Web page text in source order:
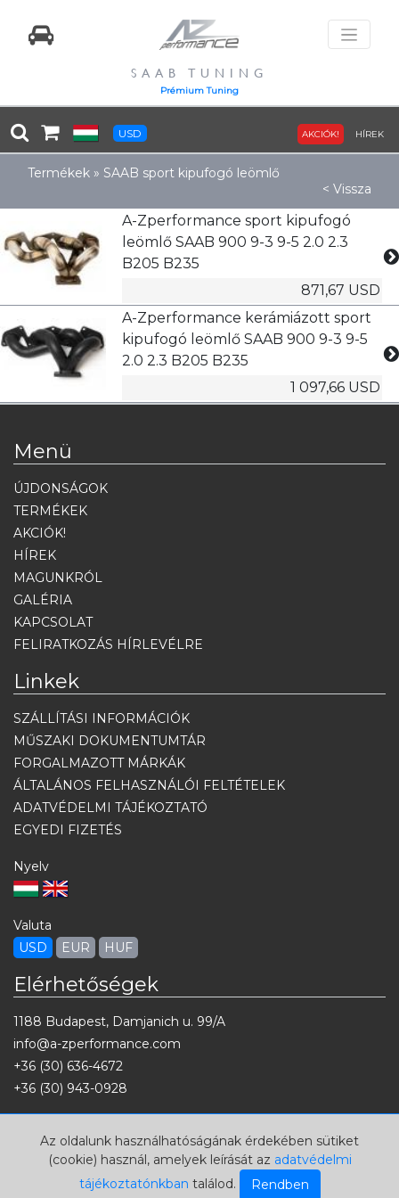
Az oldalunk használhatóságának érdekében sütiket
(cookie) használ, amelyek leírását az adatvédelmi
tájékoztatónkban találod. Rendben
SAAB TUNING
Prémium Tuning
USD AKCIÓK! HÍREK
Termékek » SAAB sport kipufogó leömlő
< Vissza
A-Zperformance sport kipufogó
leömlő SAAB 900 9-3 9-5 2.0 2.3
B205 B235
871,67 USD
A-Zperformance kerámiázott sport
kipufogó leömlő SAAB 900 9-3 9-5
2.0 2.3 B205 B235
1 097,66 USD
Menü
ÚJDONSÁGOK
TERMÉKEK
AKCIÓK!
HÍREK
MAGUNKRÓL
GALÉRIA
KAPCSOLAT
FELIRATKOZÁS HÍRLEVÉLRE
Linkek
SZÁLLÍTÁSI INFORMÁCIÓK
MŰSZAKI DOKUMENTUMTÁR
FORGALMAZOTT MÁRKÁK
ÁLTALÁNOS FELHASZNÁLÓI FELTÉTELEK
ADATVÉDELMI TÁJÉKOZTATÓ
EGYEDI FIZETÉS
Nyelv
Valuta
USD
EUR HUF
Elérhetőségek
1188 Budapest, Damjanich u. 99/A
info@a-zperformance.com
+36 (30) 636-4672
+36 (30) 943-0928